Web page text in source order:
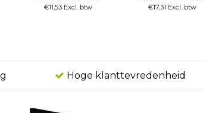
€11,53 Excl. btw €17,31 Excl. btw
Hoge klanttevredenheid